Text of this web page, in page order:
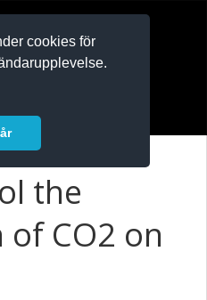
cookies för
the
CO2 on